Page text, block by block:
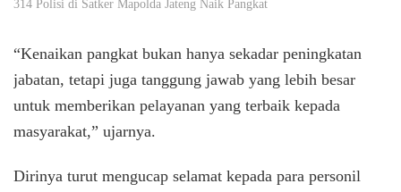
314 Polisi di Satker Mapolda Jateng Naik Pangkat
“Kenaikan pangkat bukan hanya sekadar peningkatan
jabatan, tetapi juga tanggung jawab yang lebih besar
untuk memberikan pelayanan yang terbaik kepada
masyarakat,” ujarnya.
Dirinya turut mengucap selamat kepada para personil